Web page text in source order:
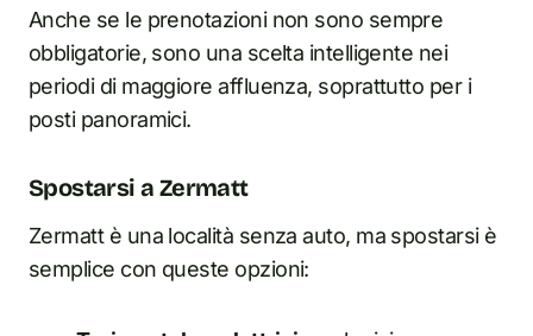
Anche se le prenotazioni non sono sempre
obbligatorie, sono una scelta intelligente nei
periodi di maggiore affluenza, soprattutto per i
posti panoramici.
Spostarsi a Zermatt
Zermatt è una località senza auto, ma spostarsi è
semplice con queste opzioni: